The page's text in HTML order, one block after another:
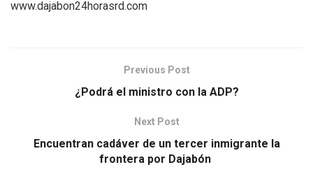
www.dajabon24horasrd.com
Previous Post
¿Podrá el ministro con la ADP?
Next Post
Encuentran cadáver de un tercer inmigrante la
frontera por Dajabón